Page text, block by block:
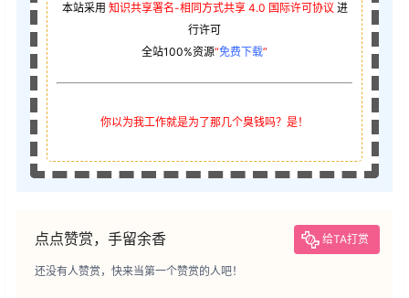
本站采用 知识共享署名-相同方式共享 4.0 国际许可协议 进
行许可
全站100%资源“免费下载”
你以为我工作就是为了那几个臭钱吗？是！
点点赞赏，手留余香 给TA打赏
还没有人赞赏，快来当第一个赞赏的人吧！